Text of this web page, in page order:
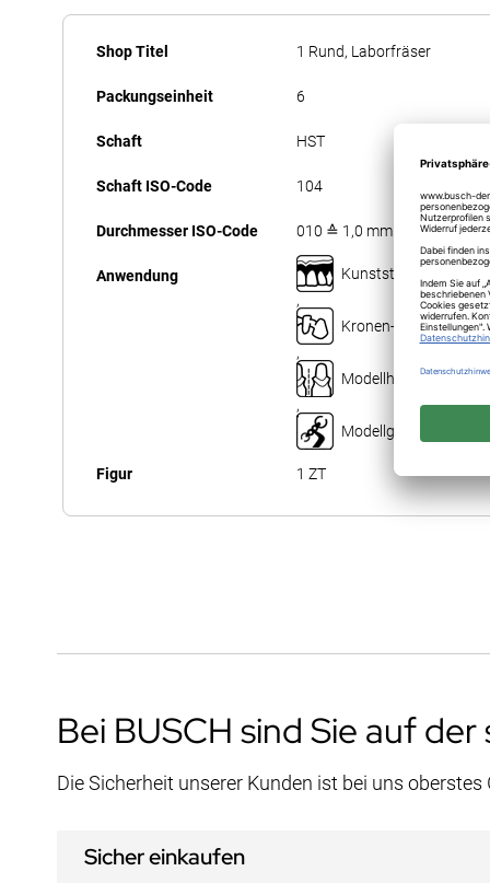
Anfang
springen
Mehr
Shop Titel 1 Rund, Laborfräser
Packungseinheit 6
Schaft HST
Schaft ISO-Code 104
Durchmesser ISO-Code 010 ≙ 1,0 mm
Anwendung
Kunststofftechnik
,
Kronen- und
,
Modellherstellung
,
Modellgusstechnik
Figur 1 ZT
Bei BUSCH sind Sie auf
Die Sicherheit unserer Kunden ist bei uns
Sicher einkaufen